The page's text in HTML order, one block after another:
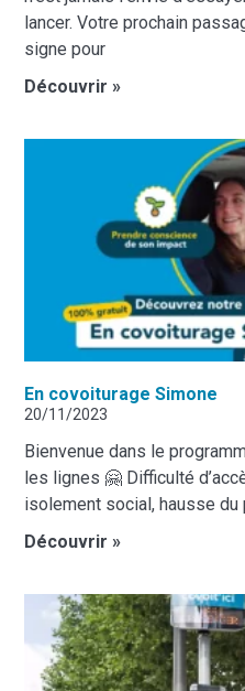
lancer. Votre prochain
signe pour
Découvrir »
En covoiturage Simone
20/11/2023
Bienvenue dans le
les lignes 🤗 Difficulté
isolement social, hausse du
Découvrir »